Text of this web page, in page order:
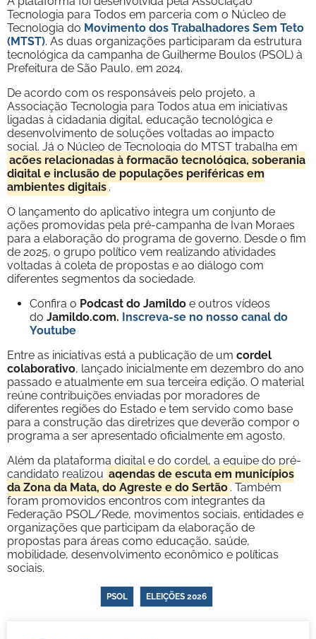
Tecnologia para Todos em parceria com o Núcleo de
Tecnologia do Movimento dos Trabalhadores Sem Teto
(MTST). As duas organizações participaram da estrutura
tecnológica da campanha de Guilherme Boulos (PSOL) à
Prefeitura de São Paulo, em 2024.
De acordo com os responsáveis pelo projeto, a
Associação Tecnologia para Todos atua em iniciativas
ligadas à cidadania digital, educação tecnológica e
desenvolvimento de soluções voltadas ao impacto
social. Já o Núcleo de Tecnologia do MTST trabalha em
ações relacionadas à formação tecnológica, soberania
digital e inclusão de populações periféricas em
ambientes digitais.
O lançamento do aplicativo integra um conjunto de
ações promovidas pela pré-campanha de Ivan Moraes
para a elaboração do programa de governo. Desde o fim
de 2025, o grupo político vem realizando atividades
voltadas à coleta de propostas e ao diálogo com
diferentes segmentos da sociedade.
Confira o Podcast do Jamildo e outros vídeos
do Jamildo.com. Inscreva-se no nosso canal do
Youtube
Entre as iniciativas está a publicação de um cordel
colaborativo, lançado inicialmente em dezembro do ano
passado e atualmente em sua terceira edição. O material
reúne contribuições enviadas por moradores de
diferentes regiões do Estado e tem servido como base
para a construção das diretrizes que deverão compor o
programa a ser apresentado oficialmente em agosto.
Além da plataforma digital e do cordel, a equipe do pré-
candidato realizou agendas de escuta em municípios
da Zona da Mata, do Agreste e do Sertão. Também
foram promovidos encontros com integrantes da
Federação PSOL/Rede, movimentos sociais, entidades e
organizações que participam da elaboração de
propostas para áreas como educação, saúde,
mobilidade, desenvolvimento econômico e políticas
sociais.
PSOL ELEIÇÕES 2026